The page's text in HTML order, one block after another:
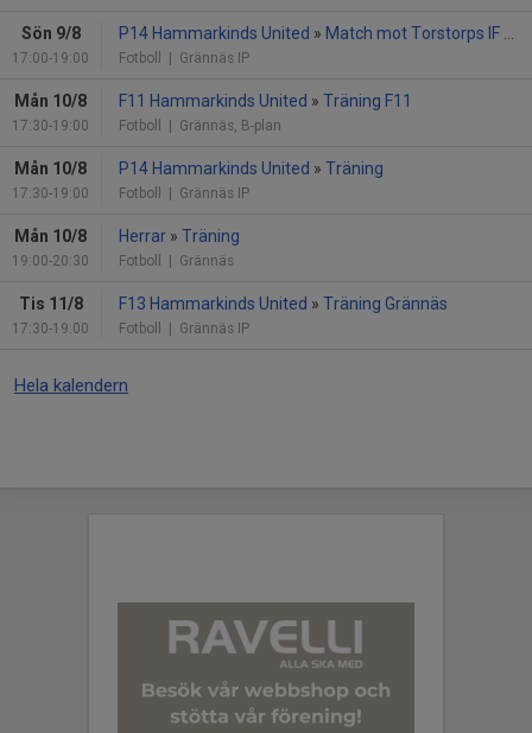
Sön 9/8
17:00-19:00
P14 Hammarkinds United » Match mot Torstorps IF vit
Fotboll | Grännäs IP
Mån 10/8
17:30-19:00
F11 Hammarkinds United » Träning F11
Fotboll | Grännäs, B-plan
Mån 10/8
17:30-19:00
P14 Hammarkinds United » Träning
Fotboll | Grännäs IP
Mån 10/8
19:00-20:30
Herrar » Träning
Fotboll | Grännäs
Tis 11/8
17:30-19:00
F13 Hammarkinds United » Träning Grännäs
Fotboll | Grännäs IP
Hela kalendern